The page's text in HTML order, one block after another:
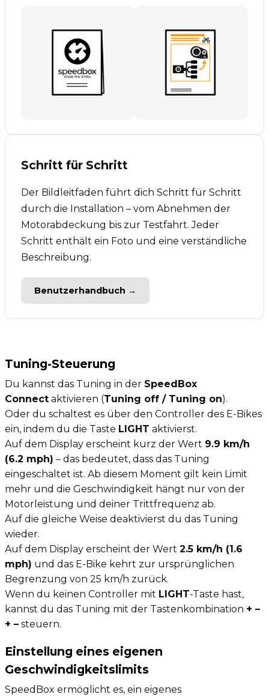
Schritt für Schritt
Der Bildleitfaden führt dich Schritt für Schritt
durch die Installation – vom Abnehmen der
Motorabdeckung bis zur Testfahrt. Jeder
Schritt enthält ein Foto und eine verständliche
Beschreibung.
Benutzerhandbuch →
Tuning-Steuerung
Du kannst das Tuning in der SpeedBox
Connect aktivieren (Tuning off / Tuning on).
Oder du schaltest es über den Controller des E-Bikes
ein, indem du die Taste LIGHT aktivierst.
Auf dem Display erscheint kurz der Wert 9.9 km/h
(6.2 mph) – das bedeutet, dass das Tuning
eingeschaltet ist. Ab diesem Moment gilt kein Limit
mehr und die Geschwindigkeit hängt nur von der
Motorleistung und deiner Trittfrequenz ab.
Auf die gleiche Weise deaktivierst du das Tuning
wieder.
Auf dem Display erscheint der Wert 2.5 km/h (1.6
mph) und das E-Bike kehrt zur ursprünglichen
Begrenzung von 25 km/h zurück.
Wenn du keinen Controller mit LIGHT-Taste hast,
kannst du das Tuning mit der Tastenkombination + –
+ – steuern.
Einstellung eines eigenen
Geschwindigkeitslimits
SpeedBox ermöglicht es, ein eigenes